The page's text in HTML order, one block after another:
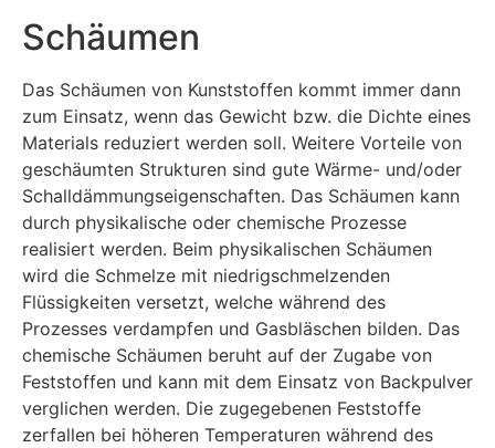
Schäumen
Das Schäumen von Kunststoffen kommt immer dann
zum Einsatz, wenn das Gewicht bzw. die Dichte eines
Materials reduziert werden soll. Weitere Vorteile von
geschäumten Strukturen sind gute Wärme- und/oder
Schalldämmungseigenschaften. Das Schäumen kann
durch physikalische oder chemische Prozesse
realisiert werden. Beim physikalischen Schäumen
wird die Schmelze mit niedrigschmelzenden
Flüssigkeiten versetzt, welche während des
Prozesses verdampfen und Gasbläschen bilden. Das
chemische Schäumen beruht auf der Zugabe von
Feststoffen und kann mit dem Einsatz von Backpulver
verglichen werden. Die zugegebenen Feststoffe
zerfallen bei höheren Temperaturen während des